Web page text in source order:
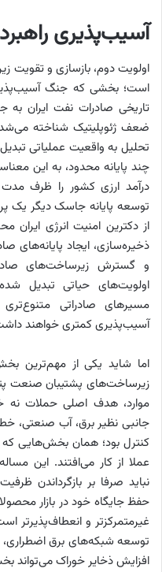
آسیب‌پذیری
اولویت دوم، بازسازی و
است؛ بخشی که جنگ
تاریخی صادرات نفت ایران به
ضعف ژئوپلیتیک شناخته
تحلیل به واقعیت عملیاتی
چند پایانه محدود، به این
درآمد ارزی کشور را ظرف
توسعه پایانه جاسک دیگر یک
از دکترین امنیت انرژی
ذخیره‌سازی، ایجاد پایانه‌های
و گسترش زیرساخت‌های
اولویت‌های حیاتی تبدیل
مسیرهای صادراتی متنوع‌تری
آسیب‌پذیری کمتری خواهند
اما شاید یکی از مهم‌ترین
زیرساخت‌های پشتیبان صنعت
موارد، هدف اصلی حملات نه
جانبی نظیر برق، آب صنعتی،
کنترل بود؛ همان بخش‌هایی که
عملا از کار می‌افتند. این
نباید صرفا بر بازگرداندن
حفظ جایگاه خود در بازار
غیرمتمرکزتر و انعطاف‌پذیرتر
توسعه شبکه‌های برق
افزایش ذخایر خوراک می‌تواند